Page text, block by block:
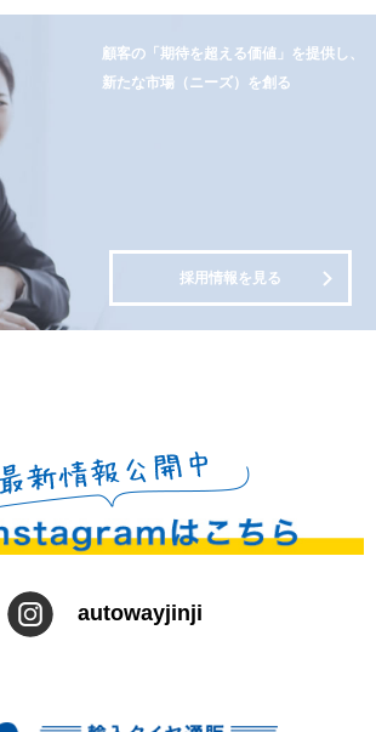
顧客の「期待を超える価値」を提供し、
新たな市場（ニーズ）を創る
採用情報を見る
autowayjinji